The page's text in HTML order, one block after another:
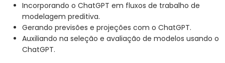
Incorporando o ChatGPT em fluxos de trabalho de
modelagem preditiva.
Gerando previsões e projeções com o ChatGPT.
Auxiliando na seleção e avaliação de modelos usando o
ChatGPT.